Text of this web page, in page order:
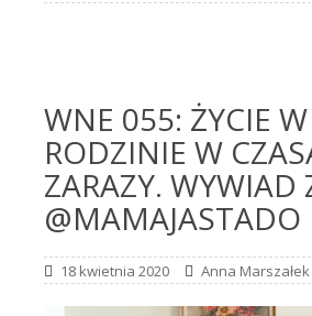
WNE 055: ŻYCIE
RODZINIE W
ZARAZY. WYWIAD
@MAMAJASTADO
18 kwietnia 2020 Anna Marszałek